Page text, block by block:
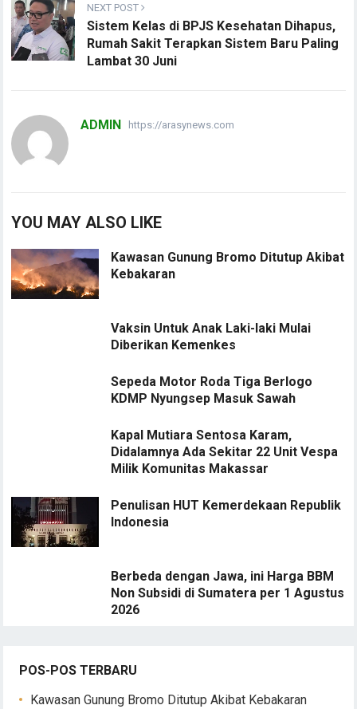
NEXT POST
Sistem Kelas di BPJS Kesehatan Dihapus,
Rumah Sakit Terapkan Sistem Baru Paling
Lambat 30 Juni
ADMIN https://arasynews.com
YOU MAY ALSO LIKE
Kawasan Gunung Bromo Ditutup Akibat
Kebakaran
Vaksin Untuk Anak Laki-laki Mulai
Diberikan Kemenkes
Sepeda Motor Roda Tiga Berlogo
KDMP Nyungsep Masuk Sawah
Kapal Mutiara Sentosa Karam,
Didalamnya Ada Sekitar 22 Unit Vespa
Milik Komunitas Makassar
Penulisan HUT Kemerdekaan Republik
Indonesia
Berbeda dengan Jawa, ini Harga BBM
Non Subsidi di Sumatera per 1 Agustus
2026
POS-POS TERBARU
Kawasan Gunung Bromo Ditutup Akibat Kebakaran